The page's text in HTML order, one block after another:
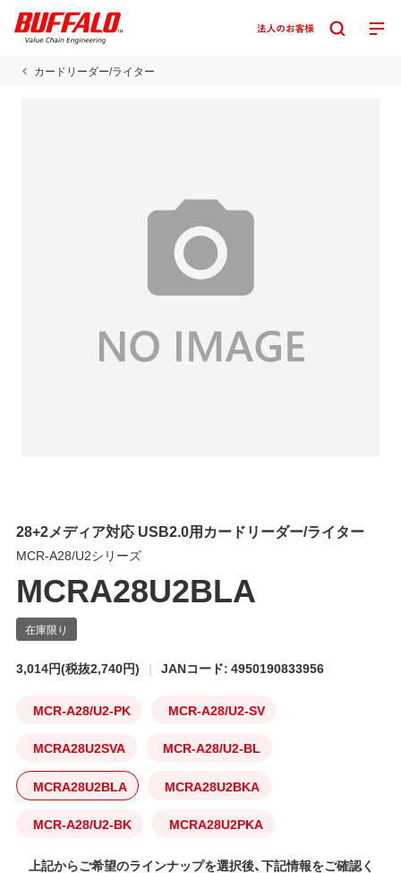
カードリーダー/ライター
28+2メディア対応 USB2.0用カードリーダー/ライター
MCR-A28/U2シリーズ
MCRA28U2BLA
3,014円(税抜2,740円) JANコード: 4950190833956
MCR-A28/U2-PK MCR-A28/U2-SV
MCRA28U2SVA MCR-A28/U2-BL
MCRA28U2BLA MCRA28U2BKA
MCR-A28/U2-BK MCRA28U2PKA
上記からご希望のラインナップを選択後、下記情報をご確認く